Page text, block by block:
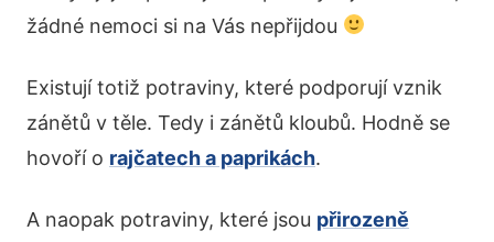
žádné nemoci si na Vás nepřijdou
Existují totiž potraviny, které podporují vznik
zánětů v těle. Tedy i zánětů kloubů. Hodně se
hovoří o rajčatech a paprikách.
A naopak potraviny, které jsou přirozeně